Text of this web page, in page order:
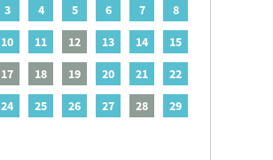
3 4 5 6 7
8
10 11 12 13 14
15
17 18 19 20 21
22
24 25 26 27 28
29